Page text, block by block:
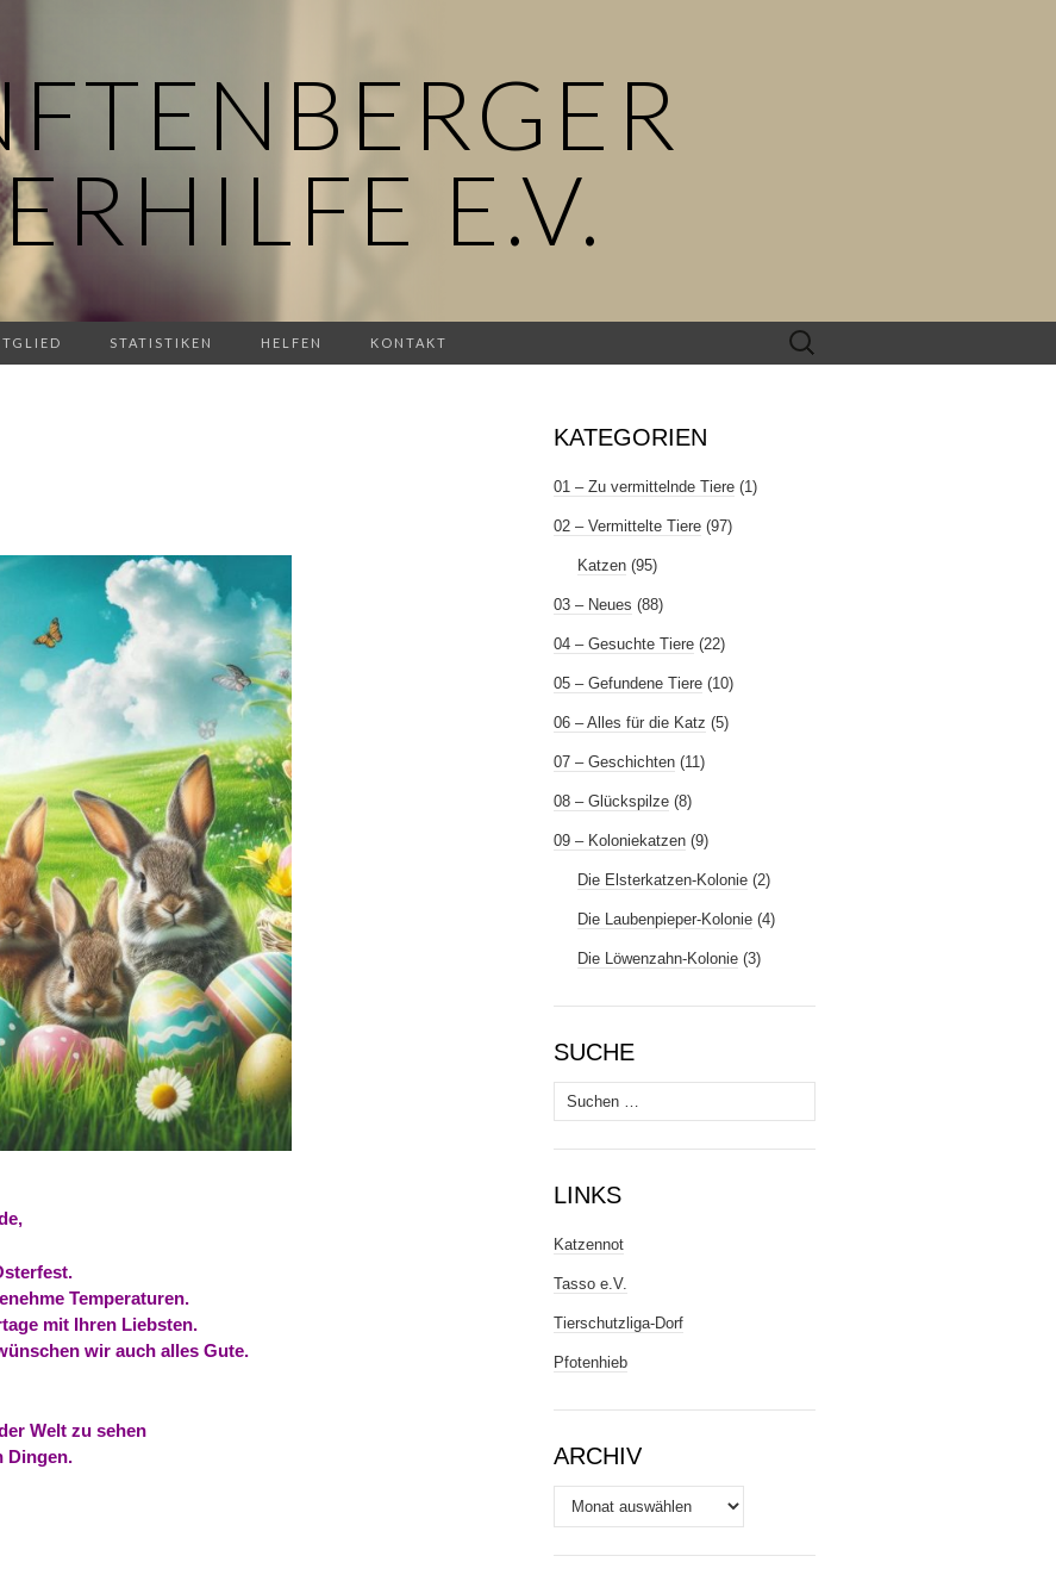
E.V.
STATISTIKEN HELFEN KONTAKT
Suchen
nach:
Temperaturen.
mit Ihren Liebsten.
wir auch alles Gute.
Welt zu sehen
Dingen.
KATEGORIEN
01 – Zu vermittelnde Tiere (1)
02 – Vermittelte Tiere (97)
Katzen (95)
03 – Neues (88)
04 – Gesuchte Tiere (22)
05 – Gefundene Tiere (10)
06 – Alles für die Katz (5)
07 – Geschichten (11)
08 – Glückspilze (8)
09 – Koloniekatzen (9)
Die Elsterkatzen-Kolonie (2)
Die Laubenpieper-Kolonie (4)
Die Löwenzahn-Kolonie (3)
SUCHE
Suchen
nach:
LINKS
Katzennot
Tasso e.V.
Tierschutzliga-Dorf
Pfotenhieb
ARCHIV
Archiv